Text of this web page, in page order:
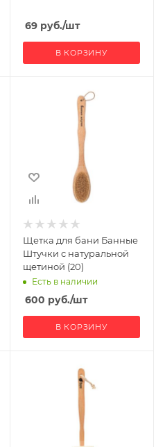
69руб./шт
В КОРЗИНУ
Щетка для бани Банные
Штучки с натуральной
щетиной (20)
Есть в наличии
600 руб./шт
В КОРЗИНУ